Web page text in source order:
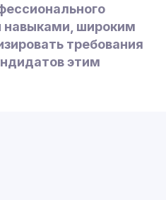
навыками, широким
требования
этим